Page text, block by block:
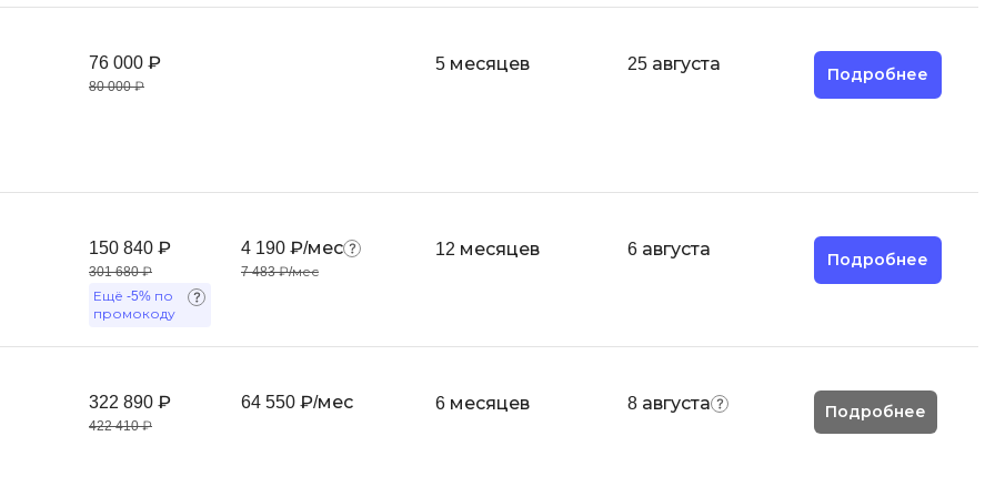
76 000 ₽
80 000 ₽
5 месяцев 25 августа
Подробнее
150 840 ₽
301 680 ₽
Ещё -5% по
промокоду
4 190 ₽/мес
7 483 ₽/мес
12 месяцев 6 августа
Подробнее
322 890 ₽
422 410 ₽
64 550 ₽/мес 6 месяцев 8 августа Подробнее
Android-разработка
ASP.NET
Android Studio
Active Directory
Apache Airflow
Asterisk
API
Разработка мобильных
Фреймворк Symfony
Tilda
VR/AR-разработка
MATLAB
CentOS
П
Промпт инжиниринг